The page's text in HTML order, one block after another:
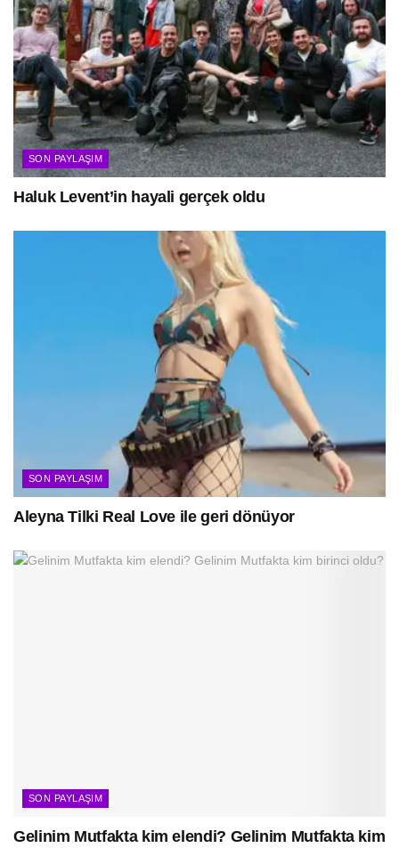
SON PAYLAŞIM
Haluk Levent’in hayali gerçek oldu
SON PAYLAŞIM
Aleyna Tilki Real Love ile geri dönüyor
SON PAYLAŞIM
Gelinim Mutfakta kim elendi? Gelinim Mutfakta kim